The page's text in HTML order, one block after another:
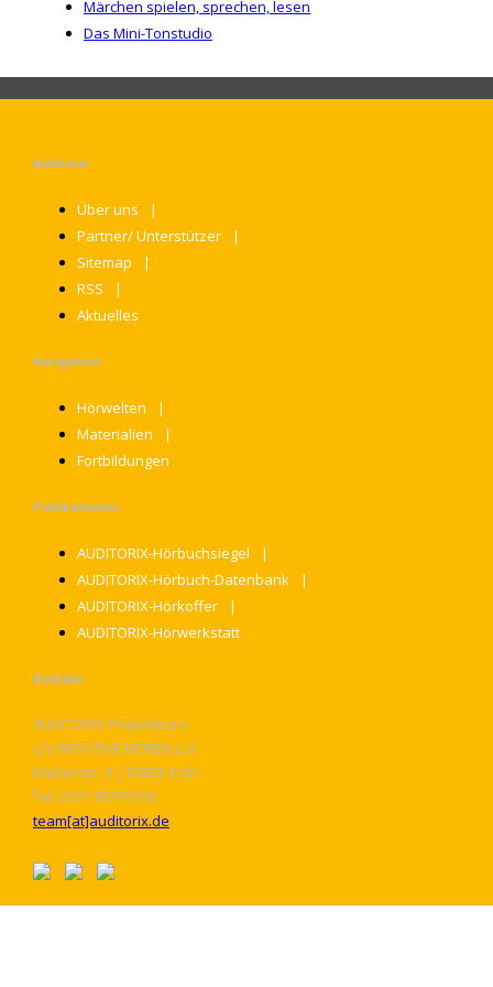
Märchen spielen, sprechen, lesen
Das Mini-Tonstudio
Auditorix
Über uns
Partner/ Unterstützer
Sitemap
RSS
Aktuelles
Navigation
Hörwelten
Materialien
Fortbildungen
Publikationen
AUDITORIX-Hörbuchsiegel
AUDITORIX-Hörbuch-Datenbank
AUDITORIX-Hörkoffer
AUDITORIX-Hörwerkstatt
Kontakt
AUDITORIX-Projektbüro
c/o INITIATIVE HÖREN e.V.
Marienstr. 3 | 50825 Köln
Tel: 0221 95265018
team[at]auditorix.de